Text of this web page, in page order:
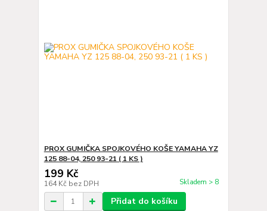
PROX GUMIČKA SPOJKOVÉHO KOŠE YAMAHA YZ
125 88-04, 250 93-21 ( 1 KS )
199 Kč
164 Kč bez DPH Skladem > 8
Přidat do košíku